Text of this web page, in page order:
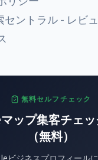
セントラル - レビ
無料セルフチェック
ップ集客チェッ
（無料）
ビジネスプロフィール